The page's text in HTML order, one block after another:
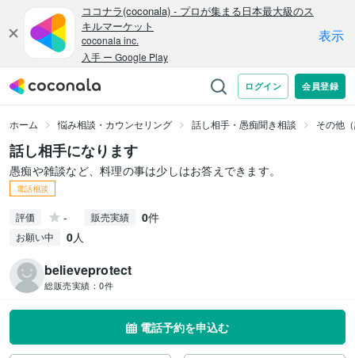
ホーム 悩み相談・カウンセリング 話し相手・愚痴聞き相談 その他
話し相手になります
愚痴や雑談など、料理の事は少しはお答えできます。
電話相談
評価 - 販売実績 0件
お願い中 0人
believeprotect
総販売実績： 0件
電話予約を申込む